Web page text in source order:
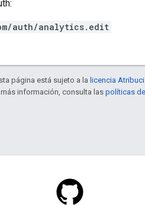
auth/analytics.edit
página está sujeto a la licencia
más información, consulta laspolíticas